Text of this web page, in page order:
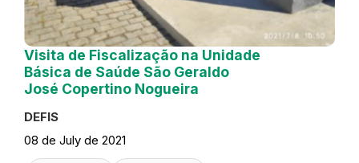
Visita de Fiscalização na Unidade
Básica de Saúde São Geraldo
José Copertino Nogueira
DEFIS
08 de July de 2021